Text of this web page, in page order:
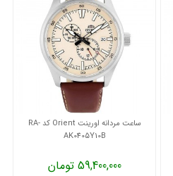
ساعت مردانه اورینت Orient کد RA-
AK0405Y10B
59,400,000 تومان